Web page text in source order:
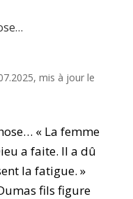
mis à jour le
« La femme
a faite. Il a dû
la fatigue. »
fils figure